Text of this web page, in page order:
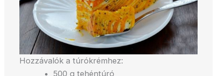
Hozzávalók a túrókrémhez:
500 g tehéntúró